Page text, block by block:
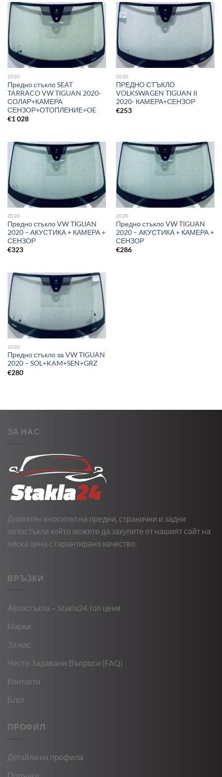
2020
Предно стъкло SEAT
TARRACO VW TIGUAN 2020-
СОЛАР+КАМЕРА
СЕНЗОР+ОТОПЛЕНИЕ+OE
€1 028
2020
ПРЕДНО СТЪКЛО
VOLKSWAGEN TIGUAN II
2020- КАМЕРА+СЕНЗОР
€253
2020
Предно стъкло VW TIGUAN
2020 – АКУСТИКА + КАМЕРА +
СЕНЗОР
€323
2020
Предно стъкло VW TIGUAN
2020 – АКУСТИКА + КАМЕРА +
СЕНЗОР
€286
2020
Предно стъкло за VW TIGUAN
2020 – SOL+KAM+SEN+GRZ
€280
ЗА НАС
Директен вносител на предни, странични и задни
автостъкла който можете да закупите от нашият сайт на
ниска цена с гарантирано качество.
ВРЪЗКИ
Автостъкла – Stakla24 топ цени
Марки
За нас
Често Задавани Въпроси (FAQ)
Контакти
Блог
ПРОФИЛ
Детайли на профила
Поръчки